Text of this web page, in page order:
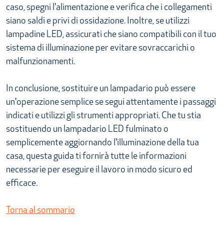
caso, spegni l'alimentazione e verifica che i collegamenti
siano saldi e privi di ossidazione. Inoltre, se utilizzi
lampadine LED, assicurati che siano compatibili con il tuo
sistema di illuminazione per evitare sovraccarichi o
malfunzionamenti.
In conclusione, sostituire un lampadario può essere
un'operazione semplice se segui attentamente i passaggi
indicati e utilizzi gli strumenti appropriati. Che tu stia
sostituendo un lampadario LED fulminato o
semplicemente aggiornando l'illuminazione della tua
casa, questa guida ti fornirà tutte le informazioni
necessarie per eseguire il lavoro in modo sicuro ed
efficace.
Torna al sommario